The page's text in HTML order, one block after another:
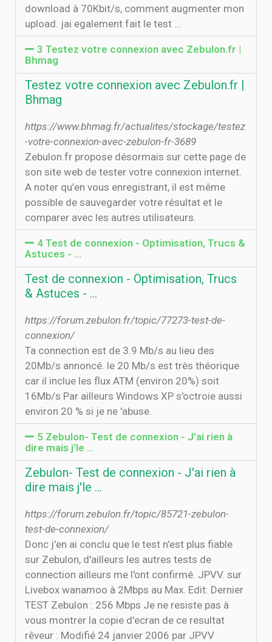
download à 70Kbit/s, comment augmenter mon
upload. jai egalement fait le test …
3 Testez votre connexion avec Zebulon.fr |
Bhmag
Testez votre connexion avec Zebulon.fr |
Bhmag
https://www.bhmag.fr/actualites/stockage/testez
-votre-connexion-avec-zebulon-fr-3689
Zebulon.fr propose désormais sur cette page de
son site web de tester votre connexion internet.
A noter qu’en vous enregistrant, il est même
possible de sauvegarder votre résultat et le
comparer avec les autres utilisateurs.
4 Test de connexion - Optimisation, Trucs &
Astuces - …
Test de connexion - Optimisation, Trucs
& Astuces - …
https://forum.zebulon.fr/topic/77273-test-de-
connexion/
Ta connection est de 3.9 Mb/s au lieu des
20Mb/s annoncé. le 20 Mb/s est très théorique
car il inclue les flux ATM (environ 20%) soit
16Mb/s Par ailleurs Windows XP s'octroie aussi
environ 20 % si je ne 'abuse.
5 Zebulon- Test de connexion - J'ai rien à
dire mais j'le ...
Zebulon- Test de connexion - J'ai rien à
dire mais j'le ...
https://forum.zebulon.fr/topic/85721-zebulon-
test-de-connexion/
Donc j'en ai conclu que le test n'est plus fiable
sur Zebulon, d'ailleurs les autres tests de
connection ailleurs me l'ont confirmé. JPVV. sur
Livebox wanamoo à 2Mbps au Max. Edit: Dernier
TEST Zebulon : 256 Mbps Je ne resiste pas à
vous montrer la copie d'ecran de ce resultat
rêveur : Modifié 24 janvier 2006 par JPVV